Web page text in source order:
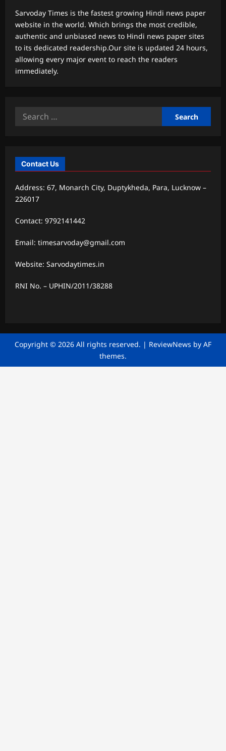
Sarvoday Times is the fastest growing Hindi news paper
website in the world. Which brings the most credible,
authentic and unbiased news to Hindi news paper sites
to its dedicated readership.Our site is updated 24 hours,
allowing every major event to reach the readers
immediately.
Search
Contact Us
Address: 67, Monarch City, Duptykheda, Para, Lucknow –
226017
Contact: 9792141442
Email: timesarvoday@gmail.com
Website: Sarvodaytimes.in
RNI No. – UPHIN/2011/38288
Copyright © 2026 All rights reserved. | ReviewNews by AF
themes.